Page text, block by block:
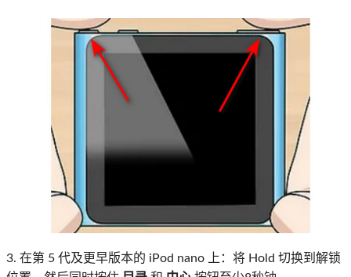
3. 在第 5 代及更早版本的 iPod nano 上：将 Hold 切换到解锁